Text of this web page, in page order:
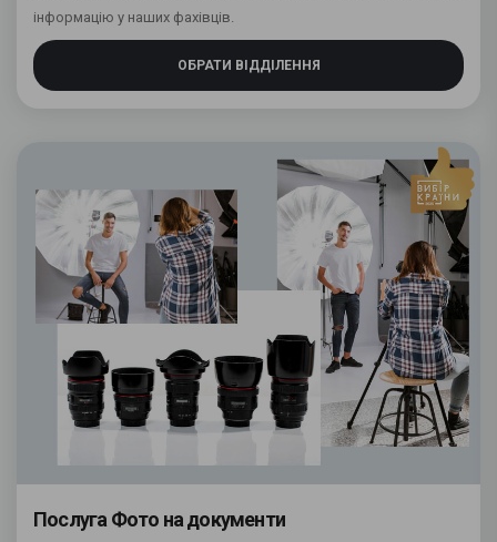
інформацію у наших фахівців.
ОБРАТИ ВІДДІЛЕННЯ
Послуга Фото на документи